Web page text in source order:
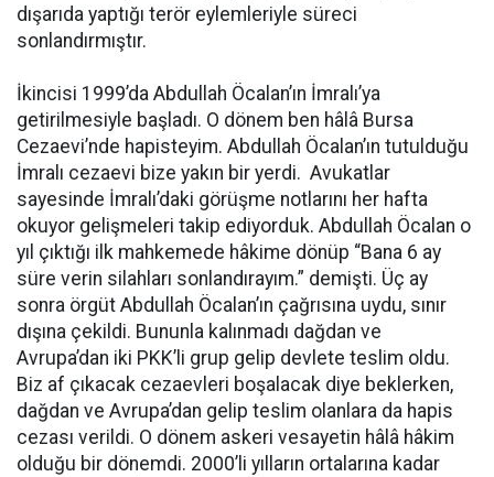
dışarıda yaptığı terör eylemleriyle süreci
sonlandırmıştır.
İkincisi 1999’da Abdullah Öcalan’ın İmralı’ya
getirilmesiyle başladı. O dönem ben hâlâ Bursa
Cezaevi’nde hapisteyim. Abdullah Öcalan’ın tutulduğu
İmralı cezaevi bize yakın bir yerdi. Avukatlar
sayesinde İmralı’daki görüşme notlarını her hafta
okuyor gelişmeleri takip ediyorduk. Abdullah Öcalan o
yıl çıktığı ilk mahkemede hâkime dönüp “Bana 6 ay
süre verin silahları sonlandırayım.” demişti. Üç ay
sonra örgüt Abdullah Öcalan’ın çağrısına uydu, sınır
dışına çekildi. Bununla kalınmadı dağdan ve
Avrupa’dan iki PKK’li grup gelip devlete teslim oldu.
Biz af çıkacak cezaevleri boşalacak diye beklerken,
dağdan ve Avrupa’dan gelip teslim olanlara da hapis
cezası verildi. O dönem askeri vesayetin hâlâ hâkim
olduğu bir dönemdi. 2000’li yılların ortalarına kadar